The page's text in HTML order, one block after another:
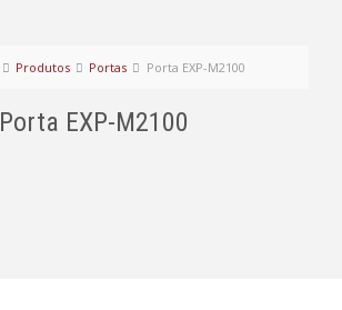
Produtos Portas Porta EXP-M2100
Porta EXP-M2100